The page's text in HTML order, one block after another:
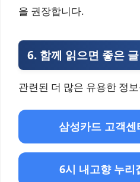
을 권장합니다.
6. 함께 읽으면 좋은 글
관련된 더 많은 유용한 정
삼성카드 고객
6시 내고향 누리